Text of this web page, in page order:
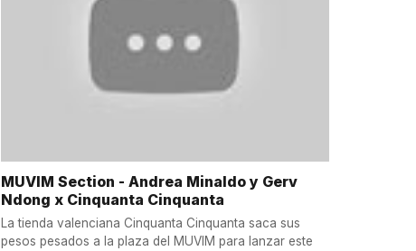
MUVIM Section - Andrea Minaldo y Gerv
Ndong x Cinquanta Cinquanta
La tienda valenciana Cinquanta Cinquanta saca sus
pesos pesados a la plaza del MUVIM para lanzar este